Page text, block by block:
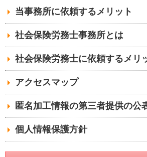
当事務所に依頼するメリット
社会保険労務士事務所とは
社会保険労務士に依頼するメリ
アクセスマップ
匿名加工情報の第三者提供の公
個人情報保護方針